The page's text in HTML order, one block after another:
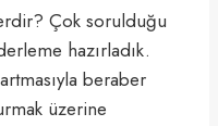
Çok sorulduğu
hazırladık.
beraber
üzerine